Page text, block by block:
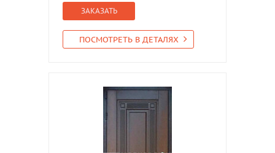
ЗАКАЗАТЬ
ПОСМОТРЕТЬ В ДЕТАЛЯХ